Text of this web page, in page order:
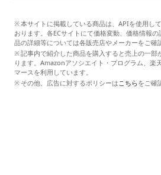
本サイトに掲載している商品は、APIを使用し
おります。各ECサイトにて価格変動、価格情報
品の詳細等については各販売店やメーカーをご確
記事内で紹介した商品を購入すると売上の一部
ります。Amazonアソシエイト・プログラム、楽
マースを利用しています。
その他、広告に対するポリシーはこちらをご確